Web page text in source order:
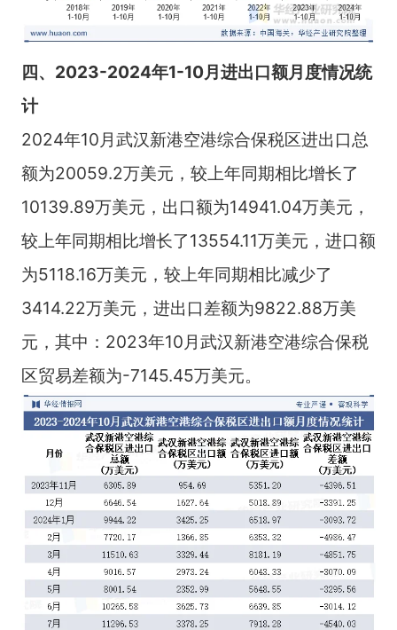
四、 2023-2024年1-10月进出口额月度情况统
计
2024年10月武汉新港空港综合保税区进出口总
额为20059.2万美元，较上年同期相比增长了
10139.89万美元，出口额为14941.04万美元，
较上年同期相比增长了13554.11万美元，进口额
为5118.16万美元，较上年同期相比减少了
3414.22万美元，进出口差额为9822.88万美
元，其中：2023年10月武汉新港空港综合保税
区贸易差额为-7145.45万美元。